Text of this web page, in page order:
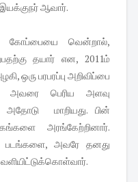
ஆவார்.
கோப்பையை வென்றால்,
தயார் என, 2011ம்
ஒரு பரபரப்பு அறிவிப்பை
அவரை பெரிய அளவு
மாறியது. பின்
அரங்கேற்றினார்.
படங்களை, அவரே தனது